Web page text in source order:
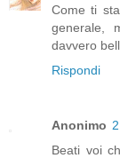
Come ti
generale,
davvero
Rispondi
Anonimo
Beati voi